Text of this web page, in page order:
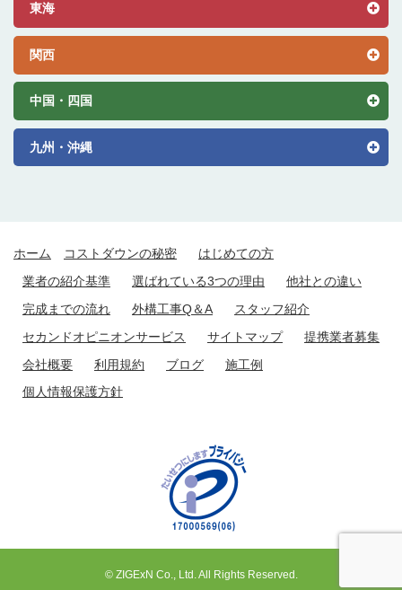
東海
関西
中国・四国
九州・沖縄
ホーム コストダウンの秘密
はじめての方
業者の紹介基準
選ばれている3つの理由
他社との違い
完成までの流れ
外構工事Q＆A
スタッフ紹介
セカンドオピニオンサービス
サイトマップ
提携業者募集
会社概要
利用規約 ブログ
施工例
個人情報保護方針
© ZIGExN Co., Ltd. All Rights Reserved.